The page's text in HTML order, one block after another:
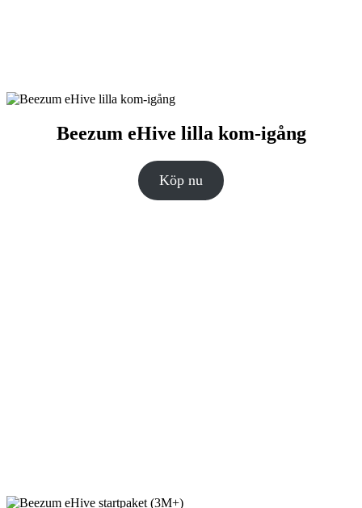
Beezum eHive lilla kom-igång
Köp nu